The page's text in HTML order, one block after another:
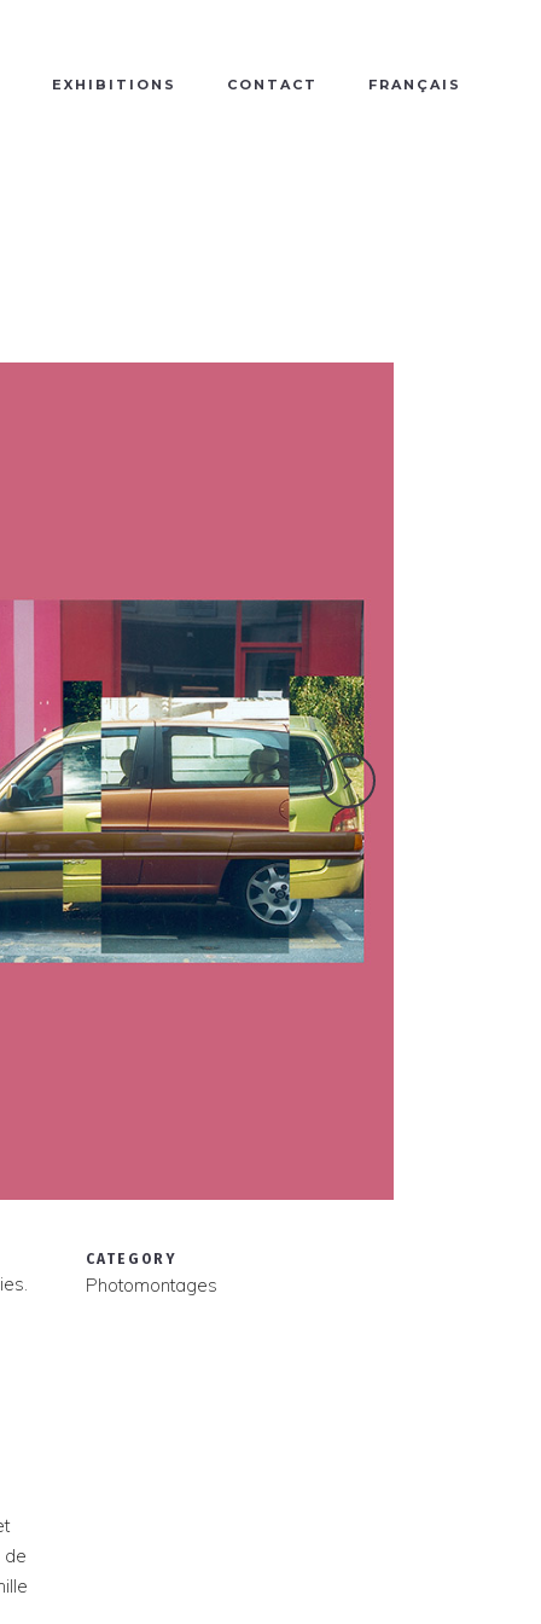
EXHIBITIONS CONTACT FRANÇAIS
de
CATEGORY
Photomontages